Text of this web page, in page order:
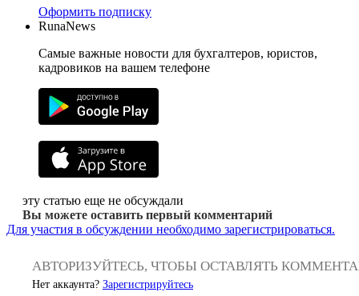
Оформить подписку
RunaNews
Самые важные новости для бухгалтеров, юристов,
кадровиков на вашем телефоне
эту статью еще не обсуждали
Вы можете оставить первый комментарий
Для участия в обсуждении необходимо зарегистрироваться.
АВТОРИЗУЙТЕСЬ, ЧТОБЫ ОСТАВЛЯТЬ
Нет аккаунта? Зарегистрируйтесь